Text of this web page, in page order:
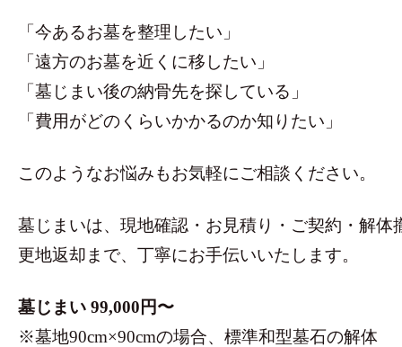
「今あるお墓を整理したい」
「遠方のお墓を近くに移したい」
「墓じまい後の納骨先を探している」
「費用がどのくらいかかるのか知りたい」
このようなお悩みもお気軽にご相談ください。
墓じまいは、現地確認・お見積り・ご契約・解体
更地返却まで、丁寧にお手伝いいたします。
墓じまい 99,000円〜
※墓地90cm×90cmの場合、標準和型墓石の解体